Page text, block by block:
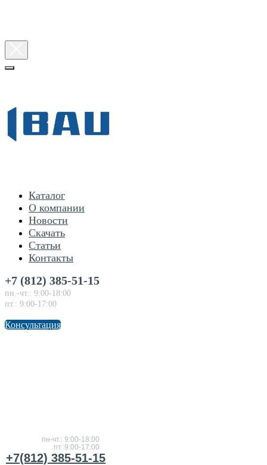
пн-чт.: 9:00-18:00
пт.:9:00-17:00
+7(812) 385-51-15
Каталог
О компании
Новости
Скачать
Статьи
Контакты
+7 (812) 385-51-15
пн.-чт.: 9:00-18:00
пт.: 9:00-17:00
Консультация